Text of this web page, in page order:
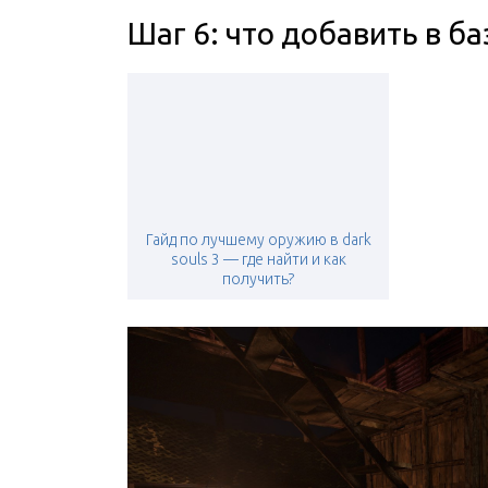
Шаг 6: что добавить в
Гайд по лучшему оружию в dark
souls 3 — где найти и как
получить?